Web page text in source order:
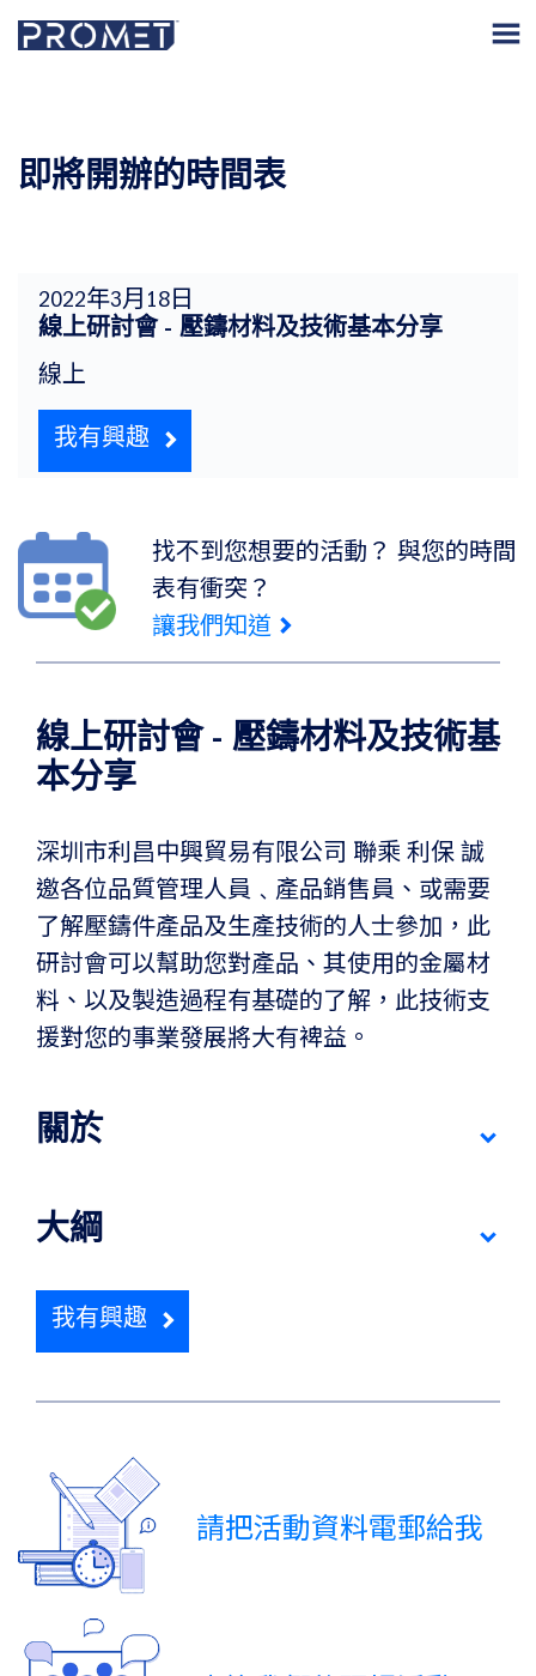
即將開辦的時間表
2022年3月18日
線上研討會 - 壓鑄材料及技術基本分享
線上
我有興趣
找不到您想要的活動？ 與您的時間
表有衝突？
讓我們知道
線上研討會 - 壓鑄材料及技術基
本分享
深圳市利昌中興貿易有限公司 聯乘 利保 誠
邀各位品質管理人員﹑產品銷售員、或需要
了解壓鑄件產品及生產技術的人士參加，此
研討會可以幫助您對產品、其使用的金屬材
料、以及製造過程有基礎的了解，此技術支
援對您的事業發展將大有裨益。
關於
大綱
我有興趣
請把活動資料電郵給我